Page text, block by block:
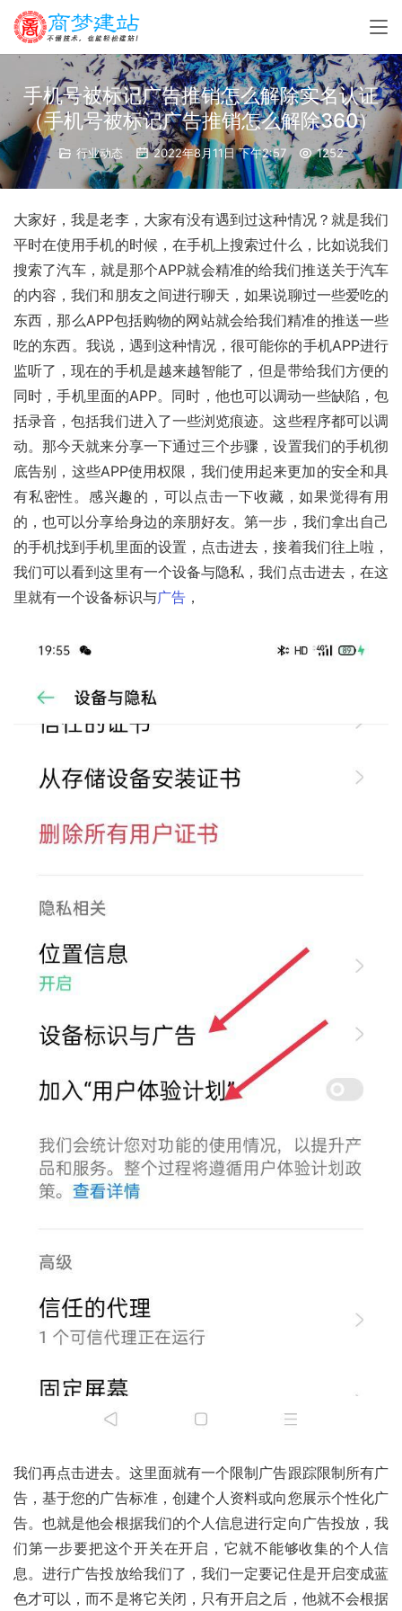
手机号被标记广告推销怎么解除实名认证
（手机号被标记广告推销怎么解除360）
行业动态 2022年8月11日 下午2:57 1252
大家好，我是老李，大家有没有遇到过这种情况？就是我们
平时在使用手机的时候，在手机上搜索过什么，比如说我们
搜索了汽车，就是那个APP就会精准的给我们推送关于汽车
的内容，我们和朋友之间进行聊天，如果说聊过一些爱吃的
东西，那么APP包括购物的网站就会给我们精准的推送一些
吃的东西。我说，遇到这种情况，很可能你的手机APP进行
监听了，现在的手机是越来越智能了，但是带给我们方便的
同时，手机里面的APP。同时，他也可以调动一些缺陷，包
括录音，包括我们进入了一些浏览痕迹。这些程序都可以调
动。那今天就来分享一下通过三个步骤，设置我们的手机彻
底告别，这些APP使用权限，我们使用起来更加的安全和具
有私密性。感兴趣的，可以点击一下收藏，如果觉得有用
的，也可以分享给身边的亲朋好友。第一步，我们拿出自己
的手机找到手机里面的设置，点击进去，接着我们往上啦，
我们可以看到这里有一个设备与隐私，我们点击进去，在这
里就有一个设备标识与广告 ，
我们再点击进去。这里面就有一个限制广告跟踪限制所有广
告，基于您的广告标准，创建个人资料或向您展示个性化广
告。也就是他会根据我们的个人信息进行定向广告投放，我
们第一步要把这个开关在开启，它就不能够收集的个人信
息。进行广告投放给我们了，我们一定要记住是开启变成蓝
色才可以，而不是将它关闭，只有开启之后，他就不会根据